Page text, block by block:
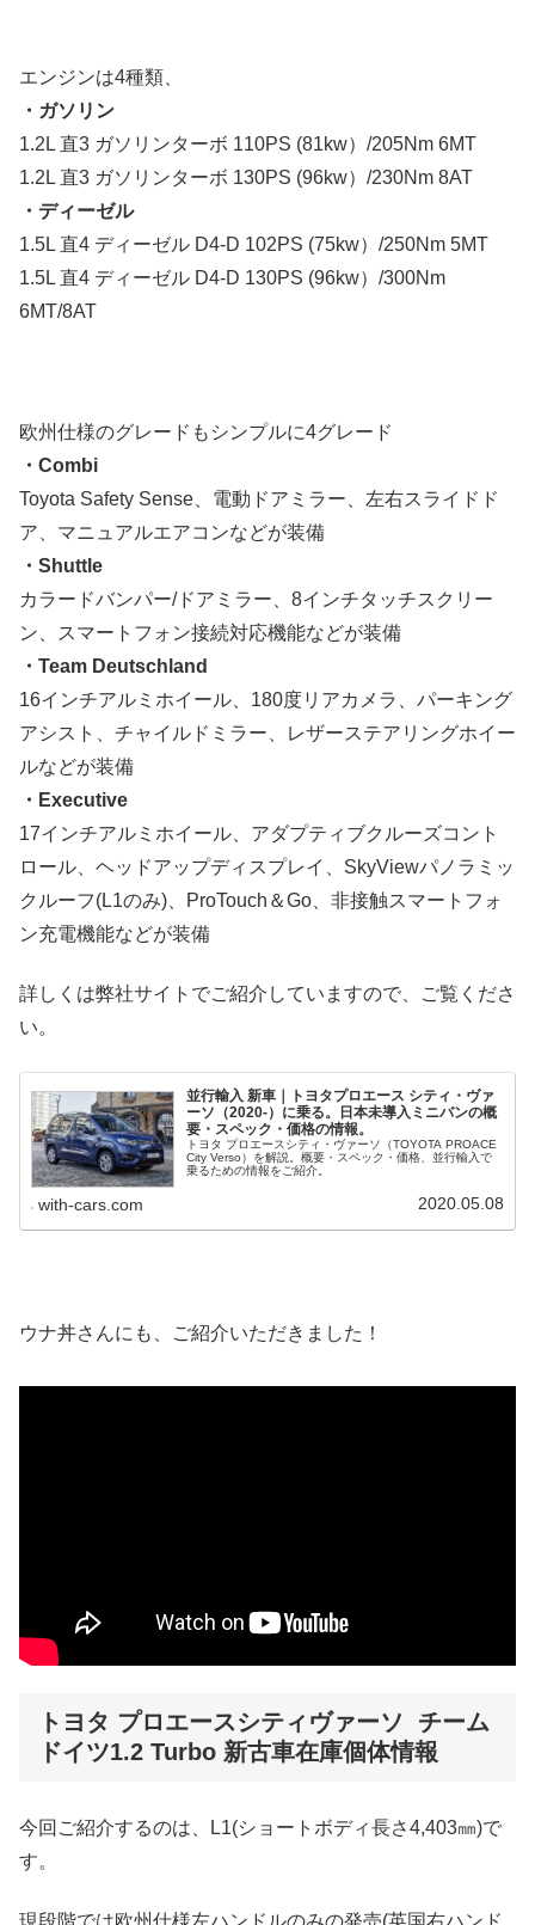
エンジンは4種類、
・ガソリン
1.2L 直3 ガソリンターボ 110PS (81kw）/205Nm 6MT
1.2L 直3 ガソリンターボ 130PS (96kw）/230Nm 8AT
・ディーゼル
1.5L 直4 ディーゼル D4-D 102PS (75kw）/250Nm 5MT
1.5L 直4 ディーゼル D4-D 130PS (96kw）/300Nm
6MT/8AT
欧州仕様のグレードもシンプルに4グレード
・Combi
Toyota Safety Sense、電動ドアミラー、左右スライドド
ア、マニュアルエアコンなどが装備
・Shuttle
カラードバンパー/ドアミラー、8インチタッチスクリー
ン、スマートフォン接続対応機能などが装備
・Team Deutschland
16インチアルミホイール、180度リアカメラ、パーキング
アシスト、チャイルドミラー、レザーステアリングホイー
ルなどが装備
・Executive
17インチアルミホイール、アダプティブクルーズコント
ロール、ヘッドアップディスプレイ、SkyViewパノラミッ
クルーフ(L1のみ)、ProTouch＆Go、非接触スマートフォ
ン充電機能などが装備
詳しくは弊社サイトでご紹介していますので、ご覧くださ
い。
並行輸入 新車｜トヨタプロエース シティ・ヴァ
ーソ（2020-）に乗る。日本未導入ミニバンの概
要・スペック・価格の情報。
トヨタ プロエースシティ・ヴァーソ（TOYOTA PROACE
City Verso）を解説。概要・スペック・価格、並行輸入で
乗るための情報をご紹介。
with-cars.com 2020.05.08
ウナ丼さんにも、ご紹介いただきました！
トヨタ プロエースシティヴァーソ チーム
ドイツ1.2 Turbo 新古車在庫個体情報
今回ご紹介するのは、L1(ショートボディ長さ4,403㎜)で
す。